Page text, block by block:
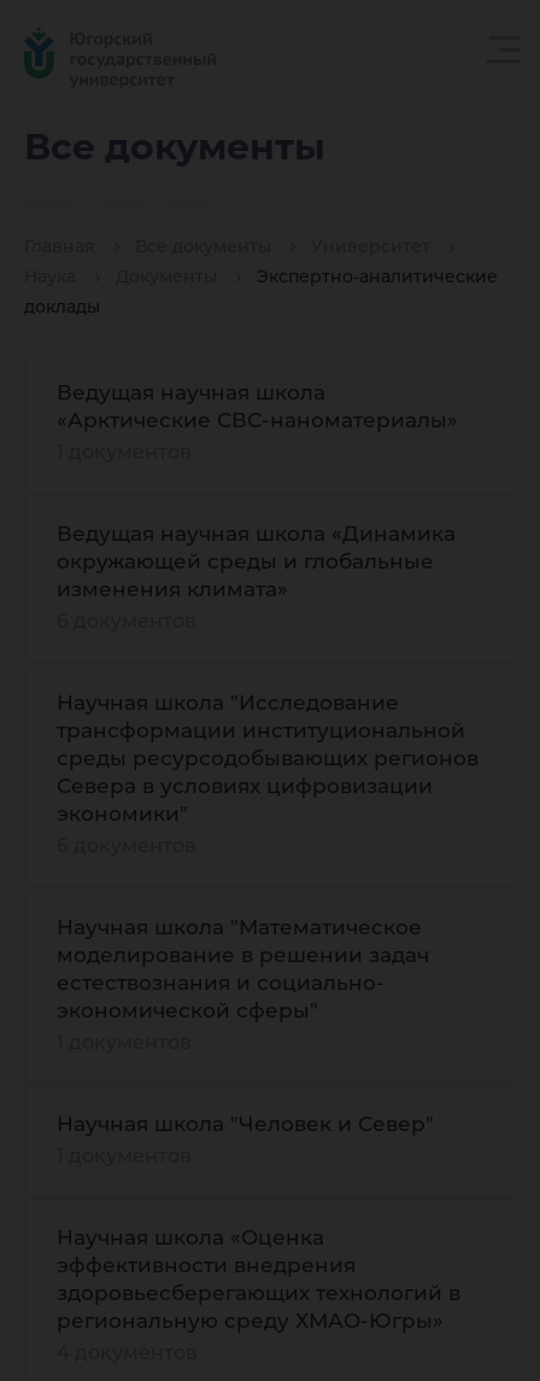
Все документы
Экспертно-аналитические
доклады
Все
Ведущая научная школа
«Арктические СВС-наноматериалы»
Ведущая научная школа «Динамика
окружающей среды и глобальные
изменения климата»
Научная школа "Исследование
трансформации институциональной
среды ресурсодобывающих регионов
Севера в условиях цифровизации
экономики"
Научная школа "Математическое
моделирование в решении задач
естествознания и социально-
экономической сферы"
Научная школа "Человек и Север"
Научная школа «Оценка
эффективности внедрения
здоровьесберегающих технологий в
региональную среду ХМАО-Югры»